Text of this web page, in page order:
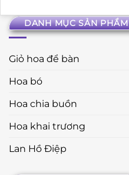
DANH MỤC SẢN PHẨM
Giỏ hoa để bàn
Hoa bó
Hoa chia buồn
Hoa khai trương
Lan Hồ Điệp